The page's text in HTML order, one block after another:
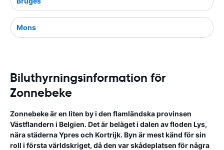
Mons
Biluthyrningsinformation för
Zonnebeke
Zonnebeke är en liten by i den flamländska provinsen
Västflandern i Belgien. Det är beläget i dalen av floden Lys,
nära städerna Ypres och Kortrijk. Byn är mest känd för sin
roll i första världskriget, då den var skådeplatsen för några